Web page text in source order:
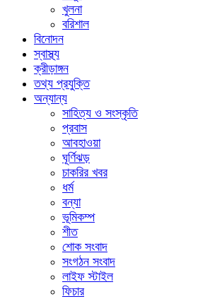
খুলনা
বরিশাল
বিনোদন
স্বাস্থ্য
ক্রীড়াঙ্গন
তথ্য প্রযুক্তি
অন্যান্য
সাহিত্য ও সংস্কৃতি
প্রবাস
আবহাওয়া
ঘূর্ণিঝড়
চাকরির খবর
ধর্ম
বন্যা
ভূমিকম্প
শীত
শোক সংবাদ
সংগঠন সংবাদ
লাইফ স্টাইল
ফিচার